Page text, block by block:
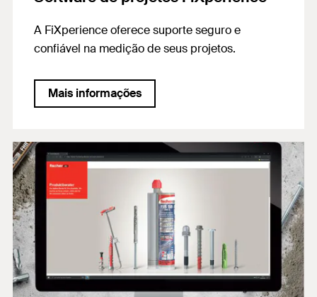
A FiXperience oferece suporte seguro e
confiável na medição de seus projetos.
Mais informações